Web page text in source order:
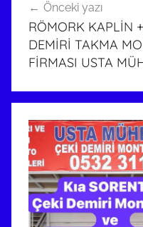
gezinmesi
Önceki yazı
RÖMORK KAPLİN
DEMİRİ TAKMA
FİRMASI USTA